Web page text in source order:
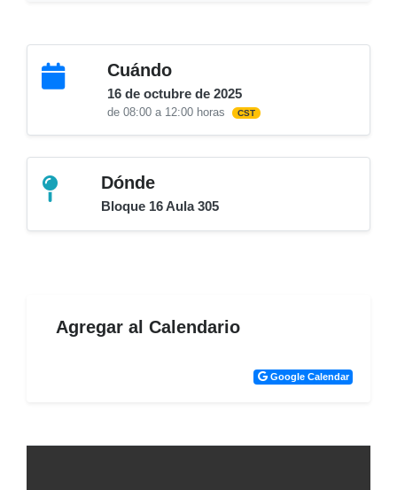
Cuándo
16 de octubre de 2025
de 08:00 a 12:00 horas CST
Dónde
Bloque 16 Aula 305
Agregar al Calendario
Google Calendar